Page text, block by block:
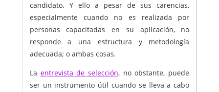
candidato. Y ello a pesar de sus carencias,
especialmente cuando no es realizada por
personas capacitadas en su aplicación, no
responde a una estructura y metodología
adecuada; o ambas cosas.
La entrevista de selección, no obstante, puede
ser un instrumento útil cuando se lleva a cabo